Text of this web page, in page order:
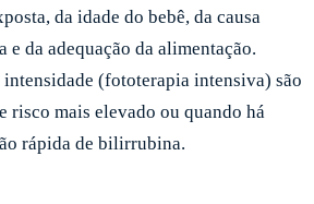
da idade do bebê, da causa
e da adequação da alimentação.
(fototerapia intensiva) são
risco mais elevado ou quando há
rápida de bilirrubina.